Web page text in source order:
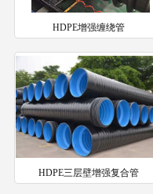
HDPE增强缠绕管
HDPE三层壁增强复合管